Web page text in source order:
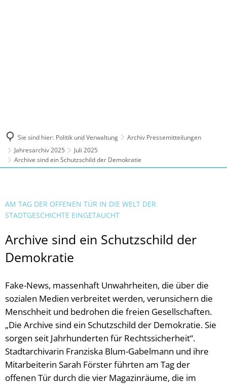
Sie sind hier: Politik und Verwaltung
Archiv Pressemitteilungen
Jahresarchiv 2025
Juli 2025
Archive sind ein Schutzschild der Demokratie
AM TAG DER OFFENEN TÜR IN DIE WELT DER
STADTGESCHICHTE EINGETAUCHT
Archive sind ein Schutzschild der
Demokratie
Fake-News, massenhaft Unwahrheiten, die über die
sozialen Medien verbreitet werden, verunsichern die
Menschheit und bedrohen die freien Gesellschaften.
„Die Archive sind ein Schutzschild der Demokratie. Sie
sorgen seit Jahrhunderten für Rechtssicherheit“.
Stadtarchivarin Franziska Blum-Gabelmann und ihre
Mitarbeiterin Sarah Förster führten am Tag der
offenen Tür durch die vier Magazinräume, die im